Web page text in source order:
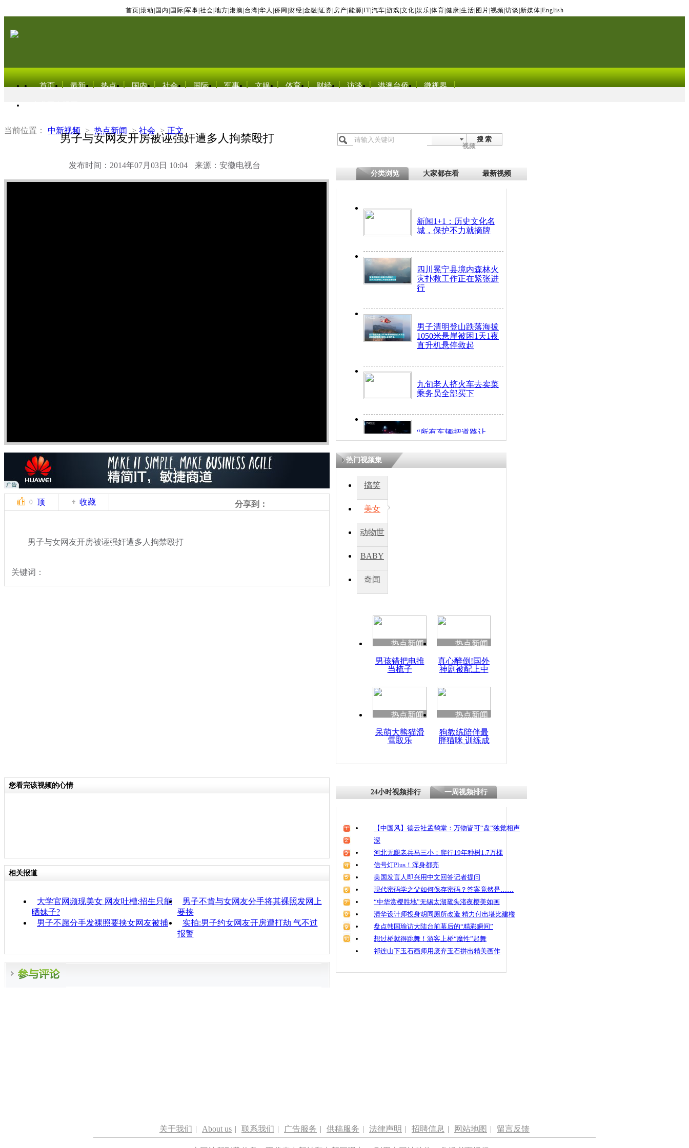
首页 滚动 国内 国际 军事 社会 地方 港澳 台湾 华人 侨网 财经 金融 证券 房产 能源 IT| 汽车 游戏 文化 娱乐 体育 健康 生活 图片 视频 访谈 新媒体 English
首页 最新 热点 国内 社会 国际 军事 文娱 体育 财经 访谈 港澳台侨 微视界
当前位置： 中新视频 > 热点新闻 > 社会 > 正文
男子与女网友开房被诬强奸遭多人拘禁殴打
发布时间：2014年07月03日 10:04 来源：安徽电视台
搜 索
视频
分类浏览 大家都在看 最新视频
新闻1+1：历史文化名
城，保护不力就摘牌
四川冕宁县境内森林火
灾扑救工作正在紧张进
行
男子清明登山跌落海拔
1050米悬崖被困1天1夜
直升机悬停救起
九旬老人挤火车去卖菜
乘务员全部买下
“所有车辆把道路让
开！”儿童突发疾病交
因
度苗族花山节
魂
0 顶 收藏 分享到：
男子与女网友开房被诬强奸遭多人拘禁殴打
关键词：
热门视频集
搞笑
美女
动物世
BABY
秀
奇闻
热点新闻
男孩错把电推
当梳子
热点新闻
真心醉倒!国外
神剧被配上中
热点新闻
呆萌大熊猫滑
雪取乐
热点新闻
狗教练陪伴最
胖猫咪 训练成
您看完该视频的心情
相关报道
大学官网频现美女 网友吐槽:招生只能
晒妹子?
男子不肯与女网友分手将其裸照发网上
要挟
男子不愿分手发裸照要挟女网友被捕
实拍:男子约女网友开房遭打劫 气不过
报警
24小时视频排行 一周视频排行
【中国风】德云社孟鹤堂：万物皆可“盘”独觉相声
深
河北无腿老兵马三小：爬行19年种树1.7万棵
信号灯Plus！浑身都亮
美国发言人即兴用中文回答记者提问
现代密码学之父如何保存密码？答案竟然是……
“中华赏樱胜地”无锡太湖鼋头渚夜樱美如画
清华设计师投身胡同厕所改造 精力付出堪比建楼
盘点韩国瑜访大陆台前幕后的“精彩瞬间”
想过桥就得跳舞！游客上桥“魔性”起舞
祁连山下玉石画师用废弃玉石拼出精美画作
关于我们 | About us | 联系我们 | 广告服务 | 供稿服务 | 法律声明 | 招聘信息 | 网站地图 | 留言反馈